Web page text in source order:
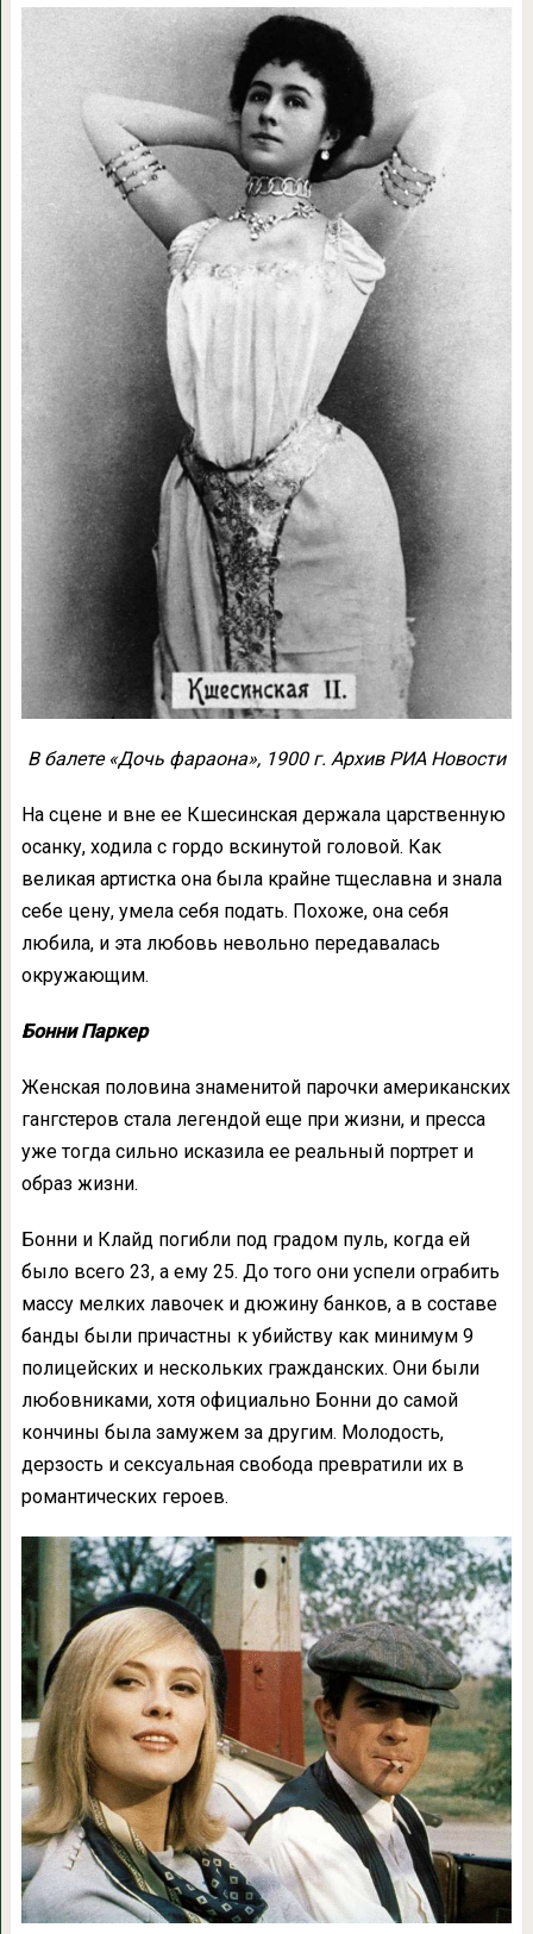
В балете «Дочь фараона», 1900 г. Архив РИА Новости
На сцене и вне ее Кшесинская держала царственную
осанку, ходила с гордо вскинутой головой. Как
великая артистка она была крайне тщеславна и знала
себе цену, умела себя подать. Похоже, она себя
любила, и эта любовь невольно передавалась
окружающим.
Бонни Паркер
Женская половина знаменитой парочки американских
гангстеров стала легендой еще при жизни, и пресса
уже тогда сильно исказила ее реальный портрет и
образ жизни.
Бонни и Клайд погибли под градом пуль, когда ей
было всего 23, а ему 25. До того они успели ограбить
массу мелких лавочек и дюжину банков, а в составе
банды были причастны к убийству как минимум 9
полицейских и нескольких гражданских. Они были
любовниками, хотя официально Бонни до самой
кончины была замужем за другим. Молодость,
дерзость и сексуальная свобода превратили их в
романтических героев.